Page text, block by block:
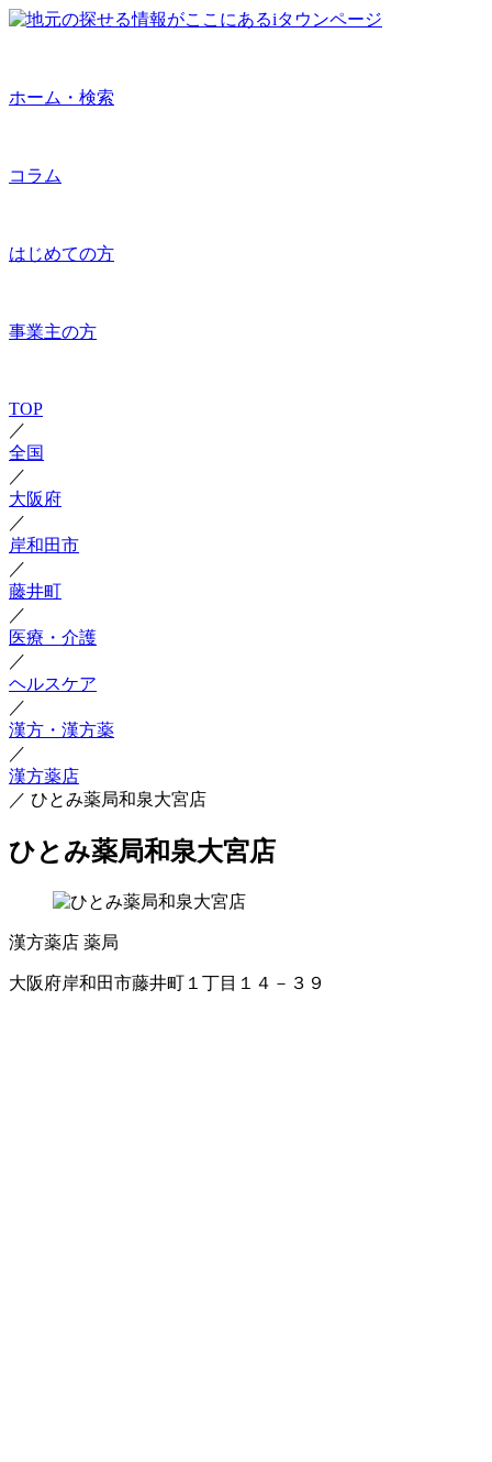
ホーム・検索
コラム
はじめての方
事業主の方
TOP
／
全国
／
大阪府
／
岸和田市
／
藤井町
／
医療・介護
／
ヘルスケア
／
漢方・漢方薬
／
漢方薬店
／ ひとみ薬局和泉大宮店
ひとみ薬局和泉大宮店
漢方薬店 薬局
大阪府岸和田市藤井町１丁目１４－３９